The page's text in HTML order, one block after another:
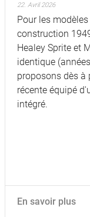
22. Avril 2026
Pour les
construction
Healey Sprite et
identique
proposons dès à
récente équipé
intégré.
En savoir plus